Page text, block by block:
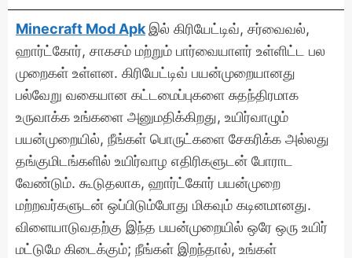
Minecraft Mod Apk இல் கிரியேட்டிவ், சர்வைவல்,
ஹார்ட்கோர், சாகசம் மற்றும் பார்வையாளர் உள்ளிட்ட பல
முறைகள் உள்ளன. கிரியேட்டிவ் பயன்முறையானது
பல்வேறு வகையான கட்டமைப்புகளை சுதந்திரமாக
உருவாக்க உங்களை அனுமதிக்கிறது, உயிர்வாழும்
பயன்முறையில், நீங்கள் பொருட்களை சேகரிக்க அல்லது
தங்குமிடங்களில் உயிர்வாழ எதிரிகளுடன் போராட
வேண்டும். கூடுதலாக, ஹார்ட்கோர் பயன்முறை
மற்றவர்களுடன் ஒப்பிடும்போது மிகவும் கடினமானது.
விளையாடுவதற்கு இந்த பயன்முறையில் ஒரே ஒரு உயிர்
மட்டுமே கிடைக்கும்; நீங்கள் இறந்தால், உங்கள்